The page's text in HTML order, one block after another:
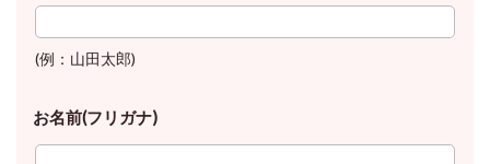
(例：山田太郎)
お名前(フリガナ)